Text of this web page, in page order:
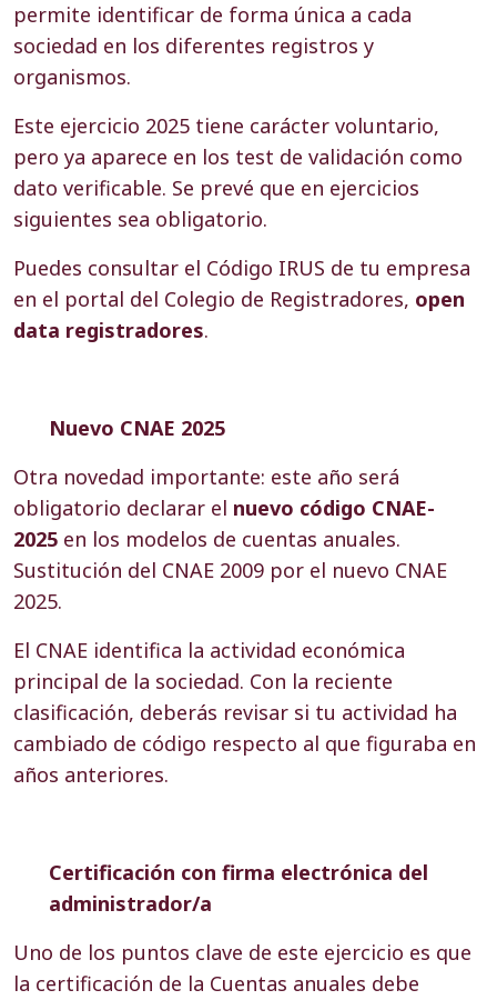
permite identificar de forma única a cada
sociedad en los diferentes registros y
organismos.
Este ejercicio 2025 tiene carácter voluntario,
pero ya aparece en los test de validación como
dato verificable. Se prevé que en ejercicios
siguientes sea obligatorio.
Puedes consultar el Código IRUS de tu empresa
en el portal del Colegio de Registradores, open
data registradores.
Nuevo CNAE 2025
Otra novedad importante: este año será
obligatorio declarar el nuevo código CNAE-
2025 en los modelos de cuentas anuales.
Sustitución del CNAE 2009 por el nuevo CNAE
2025.
El CNAE identifica la actividad económica
principal de la sociedad. Con la reciente
clasificación, deberás revisar si tu actividad ha
cambiado de código respecto al que figuraba en
años anteriores.
Certificación con firma electrónica del
administrador/a
Uno de los puntos clave de este ejercicio es que
la certificación de la Cuentas anuales debe